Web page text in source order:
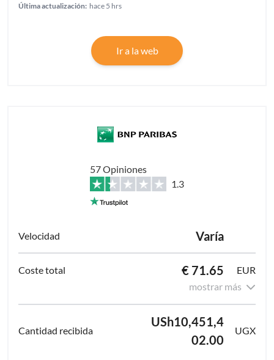
Última actualización: hace 5 hrs
Ir a la web
57 Opiniones
1.3
Varía
€ 71.65
EUR
mostrar más
USh10,451,4
02.00
UGX